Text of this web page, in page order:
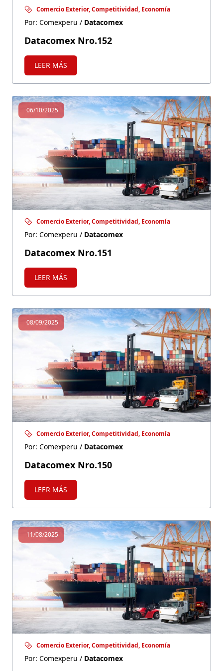
Comercio Exterior, Competitividad, Economía
Por: Comexperu / Datacomex
Datacomex Nro.152
LEER MÁS
06/10/2025
Comercio Exterior, Competitividad, Economía
Por: Comexperu / Datacomex
Datacomex Nro.151
LEER MÁS
08/09/2025
Comercio Exterior, Competitividad, Economía
Por: Comexperu / Datacomex
Datacomex Nro.150
LEER MÁS
11/08/2025
Comercio Exterior, Competitividad, Economía
Por: Comexperu / Datacomex